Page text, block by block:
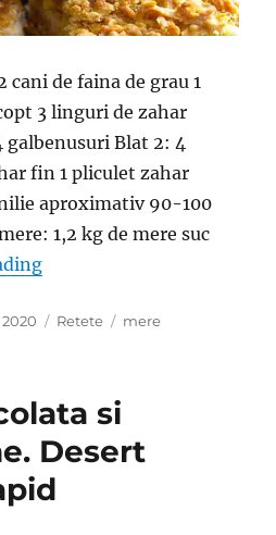
de faina de grau 1
3 linguri de zahar
galbenusuri Blat 2: 4
fin 1 pliculet zahar
aproximativ 90-100
1,2 kg de mere suc
“Cum se face prajitura cu
Categories
Retete Tags
mere
si
Desert